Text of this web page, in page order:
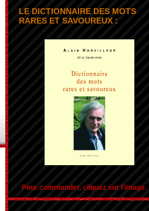
LE DICTIONNAIRE DES MOTS
RARES ET SAVOUREUX :
Pour commander, cliquez sur l'image.